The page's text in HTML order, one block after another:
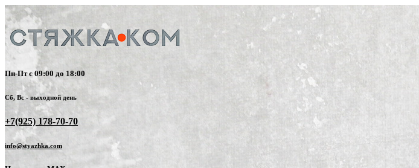
Пн-Пт с 09:00 до 18:00
Сб, Вс - выходной день
+7(925) 178-70-70
info@styazhka.com